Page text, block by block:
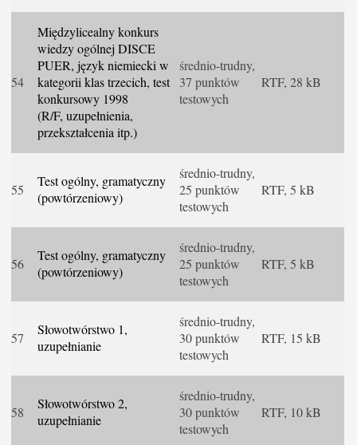
54
Międzylicealny konkurs
wiedzy ogólnej DISCE
PUER, język niemiecki w
kategorii klas trzecich, test
konkursowy 1998
(R/F, uzupełnienia,
przekształcenia itp.)
średnio-trudny,
37 punktów
testowych
RTF, 28 kB
55
Test ogólny, gramatyczny
(powtórzeniowy)
średnio-trudny,
25 punktów
testowych
RTF, 5 kB
56
Test ogólny, gramatyczny
(powtórzeniowy)
średnio-trudny,
25 punktów
testowych
RTF, 5 kB
57
Słowotwórstwo 1,
uzupełnianie
średnio-trudny,
30 punktów
testowych
RTF, 15 kB
58
Słowotwórstwo 2,
uzupełnianie
średnio-trudny,
30 punktów
testowych
RTF, 10 kB